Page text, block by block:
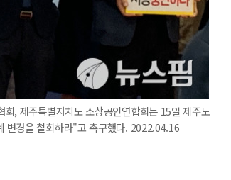
, 제주특별자치도 소상공인연합회는 15일 제주도
변경을 철회하라"고 촉구했다. 2022.04.16